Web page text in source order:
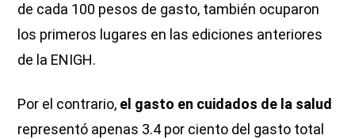
de cada 100 pesos de gasto, también ocuparon
los primeros lugares en las ediciones anteriores
de la ENIGH.
Por el contrario, el gasto en cuidados de la salud
representó apenas 3.4 por ciento del gasto total